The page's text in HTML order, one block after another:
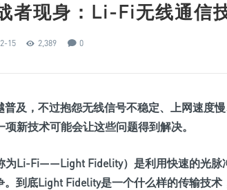
者现身：Li-Fi无线通信
15 2,389 0
普及，不过抱怨无线信号不稳定、上网速度
新技术可能会让这些问题得到解决。
为Li-Fi——Light Fidelity）是利用快速的光脉
到底Light Fidelity是一个什么样的传输技术